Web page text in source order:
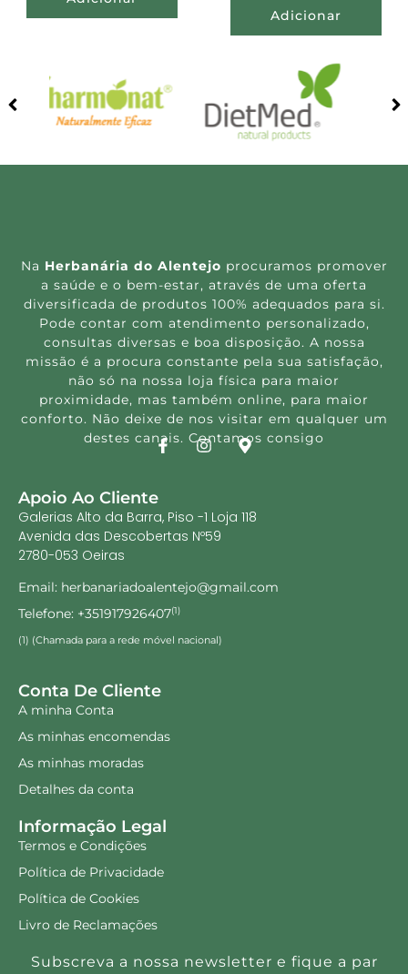
Adicionar
Na Herbanária do Alentejo procuramos promover
a saúde e o bem-estar, através de uma oferta
diversificada de produtos 100% adequados para si.
Pode contar com atendimento personalizado,
consultas diversas e boa disposição. A nossa
missão é a procura constante pela sua satisfação,
não só na nossa loja física para maior
proximidade, mas também online, para maior
conforto. Não deixe de nos visitar em qualquer um
destes canais. Contamos consigo
Apoio Ao Cliente
Galerias Alto da Barra, Piso -1 Loja 118
Avenida das Descobertas Nº59
2780-053 Oeiras
Email: herbanariadoalentejo@gmail.com
Telefone: +351917926407(1)
(1) (Chamada para a rede móvel nacional)
Conta De Cliente
A minha Conta
As minhas encomendas
As minhas moradas
Detalhes da conta
Informação Legal
Termos e Condições
Política de Privacidade
Política de Cookies
Livro de Reclamações
Subscreva a nossa newsletter e fique a par